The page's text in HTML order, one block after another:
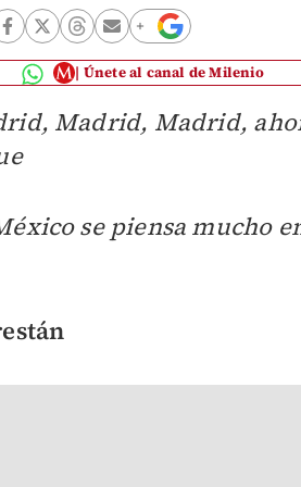
Únete al canal de Milenio
Madrid, Madrid,
se piensa mucho